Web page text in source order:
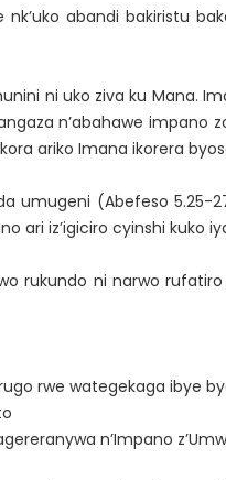
nk’uko abandi bakiristu
ni uko ziva ku Mana.
n’abahawe impano
ariko Imana ikorera
umugeni (Abefeso
ari iz’igiciro cyinshi kuko
rukundo ni narwo
rwe wategekaga ibye
n’Impano